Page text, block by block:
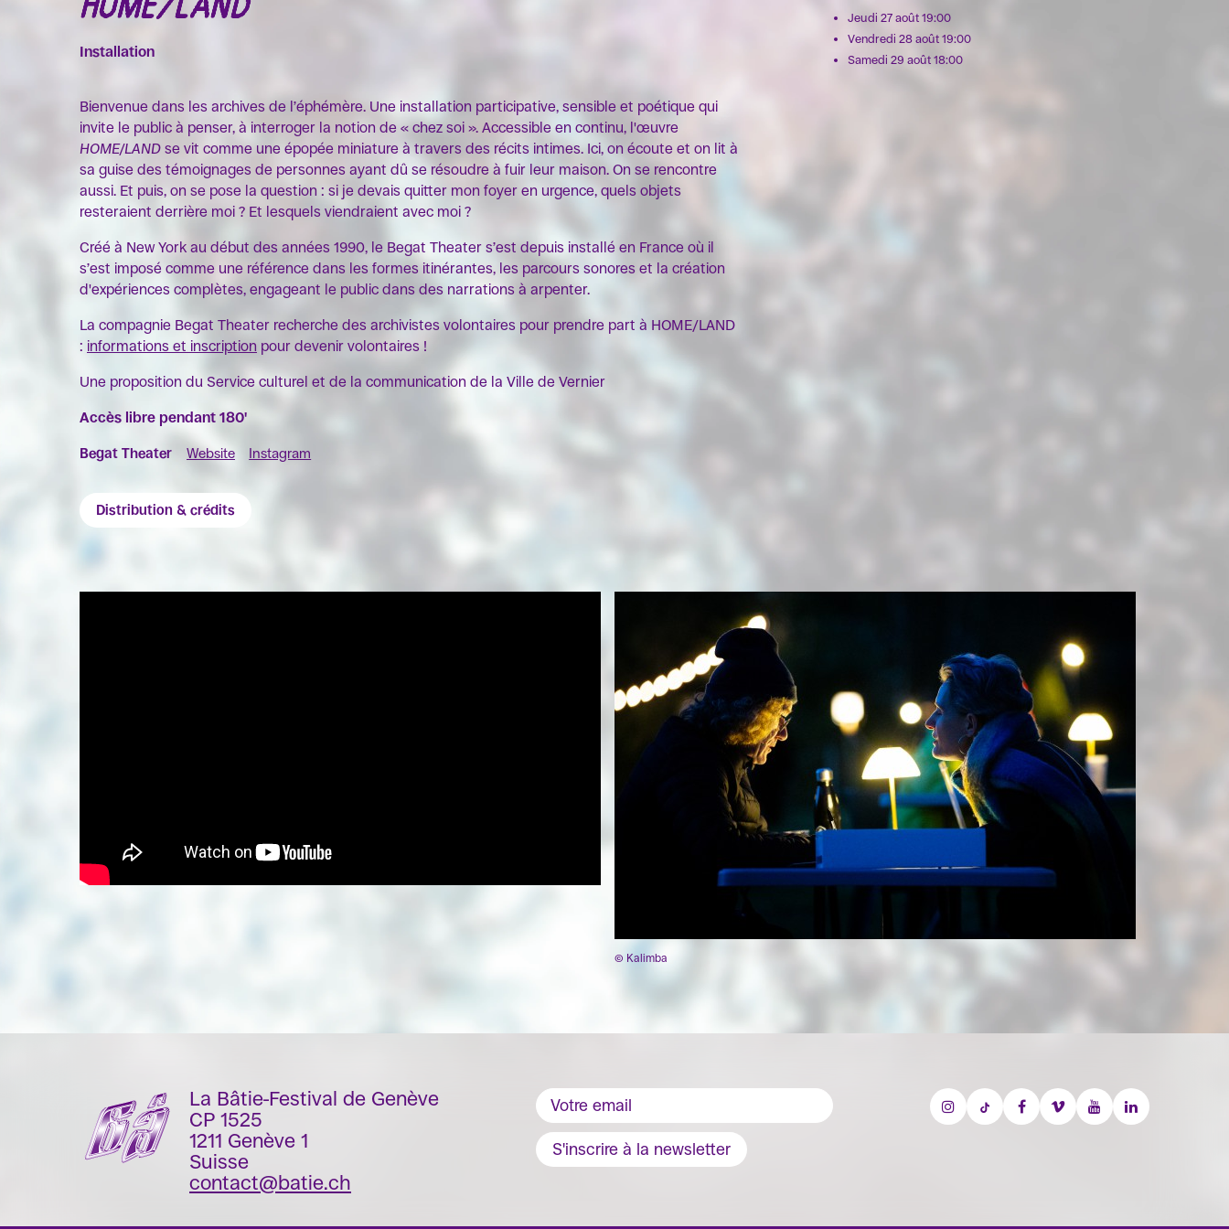
HOME/LAND
Installation
Bienvenue dans les archives de l’éphémère. Une installation participative, sensible et poétique qui
invite le public à penser, à interroger la notion de « chez soi ». Accessible en continu, l'œuvre
HOME/LAND se vit comme une épopée miniature à travers des récits intimes. Ici, on écoute et on lit à
sa guise des témoignages de personnes ayant dû se résoudre à fuir leur maison. On se rencontre
aussi. Et puis, on se pose la question : si je devais quitter mon foyer en urgence, quels objets
resteraient derrière moi ? Et lesquels viendraient avec moi ?
Créé à New York au début des années 1990, le Begat Theater s’est depuis installé en France où il
s’est imposé comme une référence dans les formes itinérantes, les parcours sonores et la création
d'expériences complètes, engageant le public dans des narrations à arpenter.
La compagnie Begat Theater recherche des archivistes volontaires pour prendre part à HOME/LAND
: informations et inscription pour devenir volontaires !
Une proposition du Service culturel et de la communication de la Ville de Vernier
Accès libre pendant 180'
Begat Theater Website Instagram
Distribution & crédits
Jeudi 27 août 19:00
Vendredi 28 août 19:00
Samedi 29 août 18:00
© Kalimba
La Bâtie-Festival de Genève
CP 1525
1211 Genève 1
Suisse
contact@batie.ch
S'inscrire à la newsletter